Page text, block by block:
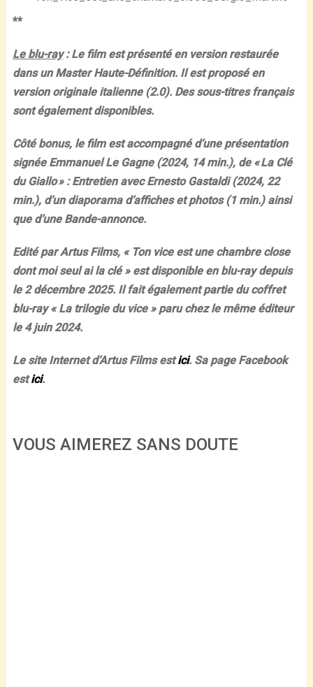
**
Le blu-ray: Le film est présenté en version restaurée
dans un Master Haute-Définition. Il est proposé en
version originale italienne (2.0). Des sous-titres français
sont également disponibles.
Côté bonus, le film est accompagné d’une présentation
signée Emmanuel Le Gagne (2024, 14 min.), de « La Clé
du Giallo » : Entretien avec Ernesto Gastaldi (2024, 22
min.), d’un diaporama d’affiches et photos (1 min.) ainsi
que d’une Bande-annonce.
Edité par Artus Films, « Ton vice est une chambre close
dont moi seul ai la clé » est disponible en blu-ray depuis
le 2 décembre 2025. Il fait également partie du coffret
blu-ray « La trilogie du vice » paru chez le même éditeur
le 4 juin 2024.
Le site Internet d’Artus Films estici. Sa page Facebook
estici.
VOUS AIMEREZ SANS DOUTE